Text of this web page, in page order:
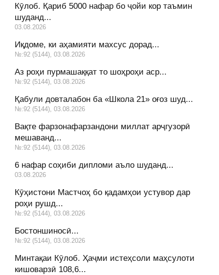
Кӯлоб. Қариб 5000 нафар бо ҷойи кор таъмин
шуданд...
03.08.2026
Иқдоме, ки аҳамияти махсус дорад...
№:92 (5144), 03.08.2026
Аз роҳи пурмашаққат то шоҳроҳи аср...
№:92 (5144), 03.08.2026
Қабули довталабон ба «Школа 21» оғоз шуд...
№:92 (5144), 03.08.2026
Вақте фарзонафарзандони миллат арҷгузорӣ
мешаванд...
№:92 (5144), 03.08.2026
6 нафар соҳиби дипломи аъло шуданд...
03.08.2026
Кӯҳистони Мастчоҳ бо қадамҳои устувор дар
роҳи рушд...
№:92 (5144), 03.08.2026
Бостоншиносӣ...
№:92 (5144), 03.08.2026
Минтақаи Кӯлоб. Ҳаҷми истеҳсоли маҳсулоти
кишоварзӣ 108,6...